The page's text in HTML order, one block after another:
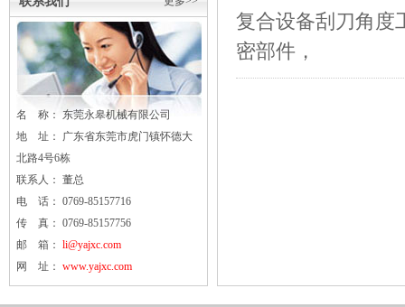
名 称： 东莞永皋机械有限公司
地 址： 广东省东莞市虎门镇怀德大
北路4号6栋
联系人： 董总
电 话： 0769-85157716
传 真： 0769-85157756
邮 箱： li@yajxc.com
网 址： www.yajxc.com
复合设备刮刀角度
密部件，